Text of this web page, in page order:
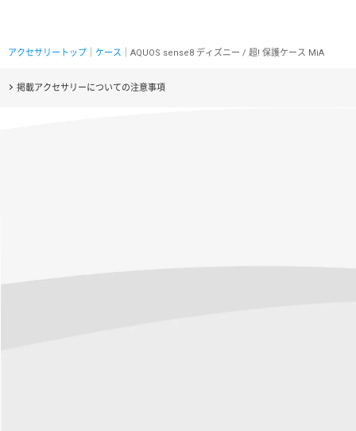
アクセサリートップ ケース ｜AQUOS sense8 ディズニー / 超! 保護ケース MiA
掲載アクセサリーについての注意事項